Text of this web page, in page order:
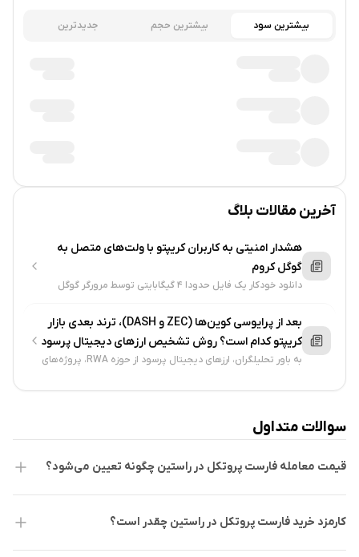
بیشترین سود بیشترین حجم جدیدترین
آخرین مقالات بلاگ
هشدار امنیتی به کاربران کریپتو با ولت‌های متصل به
گوگل کروم
دانلود خودکار یک فایل حدودا ۴ گیگابایتی توسط مرورگر گوگل
جمینای...
بعد از پرایوسی کوین‌ها (ZEC و DASH)، ترند بعدی بازار
کریپتو کدام است؟ روش تشخیص ارزهای دیجیتال پرسود
به باور تحلیلگران، ارزهای دیجیتال پرسود از حوزه RWA، پروژه‌های
خواهند بود....
سوالات متداول
قیمت معامله فارست پروتکل در راستین چگونه تعیین می‌شود؟
کارمزد خرید فارست پروتکل در راستین چقدر است؟